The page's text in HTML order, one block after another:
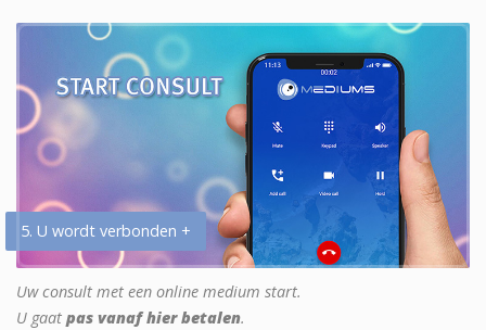
5. U wordt verbonden +
Uw consult met een online medium start.
U gaat pas vanaf hier betalen.